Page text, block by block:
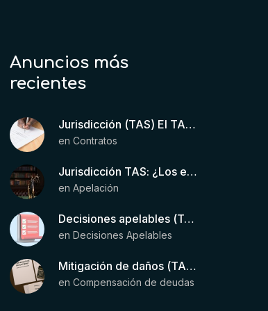
Anuncios más
recientes
Jurisdicción (TAS) El TAS confirma la validez de la cláusula de sumisión jurisdiccional en el contrato del futbolista.
en Contratos
Jurisdicción TAS: ¿Los estatutos de una entidad organizadora de una liga de fútbol pueden otorgar competencia de forma directa al TAS?
en Apelación
Decisiones apelables (TAS): Requisitos para que exista una decisión
en Decisiones Apelables
Mitigación de daños (TAS) – Deducción de ingresos comprobados según el artículo 6(2)(b) del Anexo 2 RSTP FIFA
en Compensación de deudas